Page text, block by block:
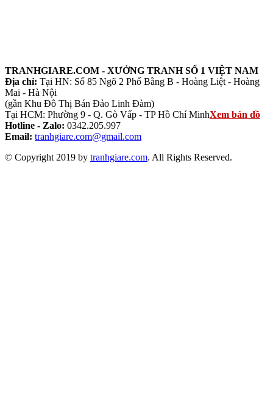
TRANHGIARE.COM - XƯỞNG TRANH SỐ 1 VIỆT NAM
Địa chỉ: Tại HN: Số 85 Ngõ 2 Phố Bằng B - Hoàng Liệt - Hoàng
Mai - Hà Nội
(gần Khu Đô Thị Bán Đảo Linh Đàm)
Tại HCM: Phường 9 - Q. Gò Vấp - TP Hồ Chí MinhXem bản đồ
Hotline - Zalo: 0342.205.997
Email: tranhgiare.com@gmail.com
© Copyright 2019 by tranhgiare.com. All Rights Reserved.